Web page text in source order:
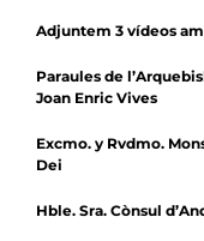
Adjuntem 3 vídeos
Paraules de
Joan Enric Vives
Excmo. y Rvdmo.
Dei
Hble. Sra. Cònsul